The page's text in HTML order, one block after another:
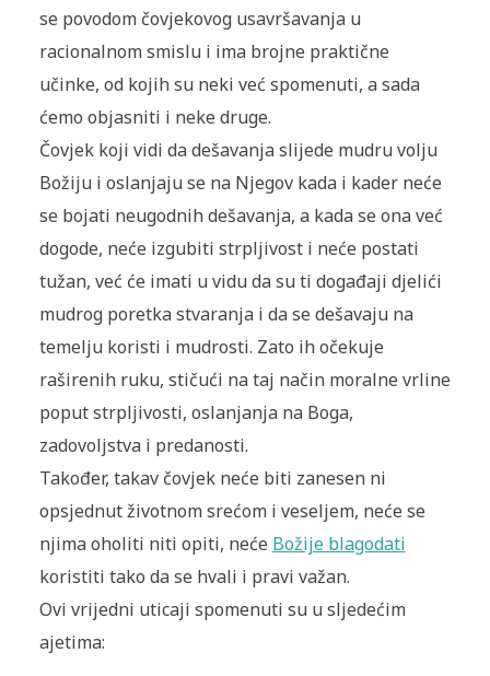
se povodom čovjekovog usavršavanja u
racionalnom smislu i ima brojne praktične
učinke, od kojih su neki već spomenuti, a sada
ćemo objasniti i neke druge.
Čovjek koji vidi da dešavanja slijede mudru volju
Božiju i oslanjaju se na Njegov kada i kader neće
se bojati neugodnih dešavanja, a kada se ona već
dogode, neće izgubiti strpljivost i neće postati
tužan, već će imati u vidu da su ti događaji djelići
mudrog poretka stvaranja i da se dešavaju na
temelju koristi i mudrosti. Zato ih očekuje
raširenih ruku, stičući na taj način moralne vrline
poput strpljivosti, oslanjanja na Boga,
zadovoljstva i predanosti.
Također, takav čovjek neće biti zanesen ni
opsjednut životnom srećom i veseljem, neće se
njima oholiti niti opiti, neće Božije blagodati
koristiti tako da se hvali i pravi važan.
Ovi vrijedni uticaji spomenuti su u sljedećim
ajetima: